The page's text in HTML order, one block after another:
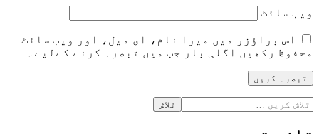
ویب‌ سائٹ
اس براؤزر میں میرا نام، ای میل، اور ویب سائٹ
محفوظ رکھیں اگلی بار جب میں تبصرہ کرنے کےلیے۔